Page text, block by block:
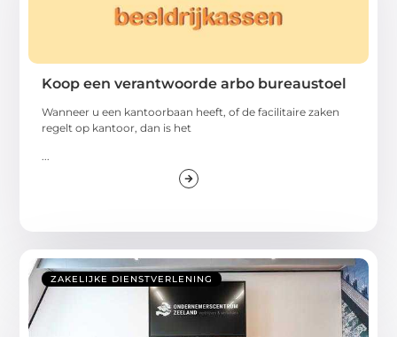
Koop een verantwoorde arbo bureaustoel
Wanneer u een kantoorbaan heeft, of de facilitaire zaken
regelt op kantoor, dan is het
...
ZAKELIJKE DIENSTVERLENING